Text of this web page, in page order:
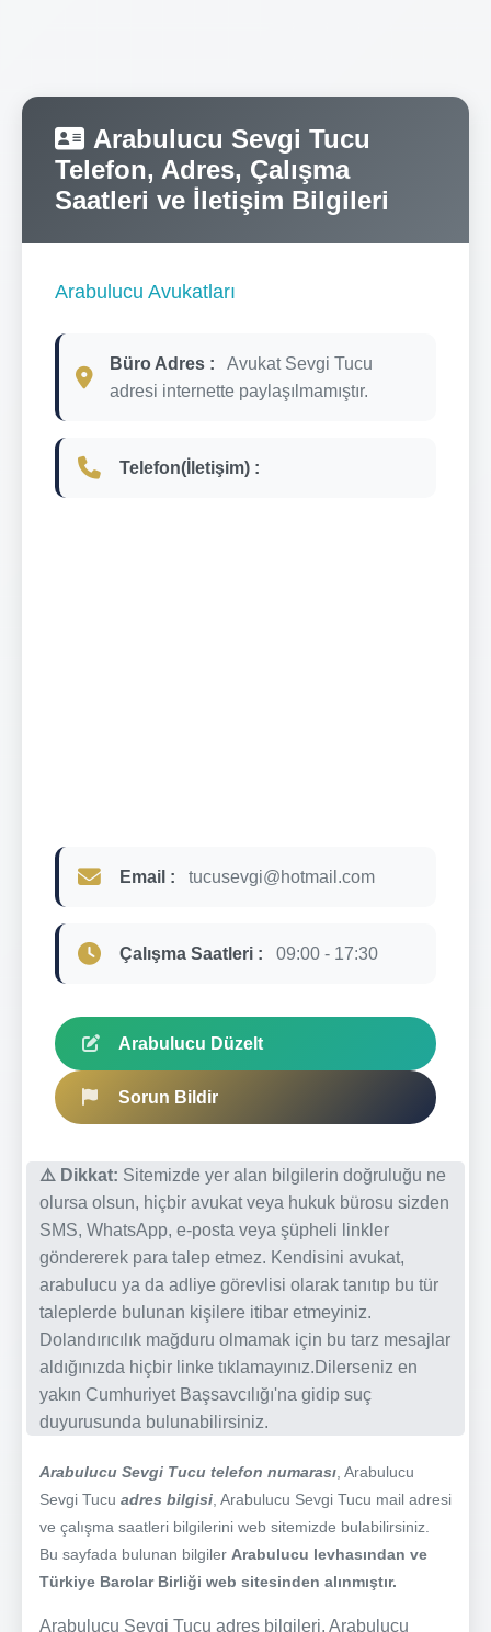
Arabulucu Sevgi Tucu
Telefon, Adres, Çalışma
Saatleri ve İletişim Bilgileri
Arabulucu Avukatları
Büro Adres :
Avukat Sevgi Tucu
adresi internette paylaşılmamıştır.
Telefon(İletişim) :
Email : tucusevgi@hotmail.com
Çalışma Saatleri : 09:00 - 17:30
Arabulucu Düzelt
Sorun Bildir
⚠️ Dikkat: Sitemizde yer alan bilgilerin doğruluğu ne
olursa olsun, hiçbir avukat veya hukuk bürosu sizden
SMS, WhatsApp, e-posta veya şüpheli linkler
göndererek para talep etmez. Kendisini avukat,
arabulucu ya da adliye görevlisi olarak tanıtıp bu tür
taleplerde bulunan kişilere itibar etmeyiniz.
Dolandırıcılık mağduru olmamak için bu tarz mesajlar
aldığınızda hiçbir linke tıklamayınız.Dilerseniz en
yakın Cumhuriyet Başsavcılığı'na gidip suç
duyurusunda bulunabilirsiniz.
Arabulucu Sevgi Tucu telefon numarası , Arabulucu
Sevgi Tucu adres bilgisi , Arabulucu Sevgi Tucu mail adresi
ve çalışma saatleri bilgilerini web sitemizde bulabilirsiniz.
Bu sayfada bulunan bilgiler Arabulucu levhasından ve
Türkiye Barolar Birliği web sitesinden alınmıştır.
Arabulucu Sevgi Tucu adres bilgileri, Arabulucu